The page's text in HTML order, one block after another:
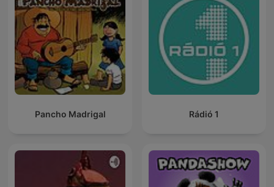
Pancho Madrigal Rádió 1